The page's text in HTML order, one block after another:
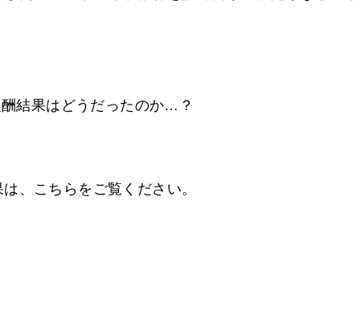
結果はどうだったのか…？
、こちらをご覧ください。